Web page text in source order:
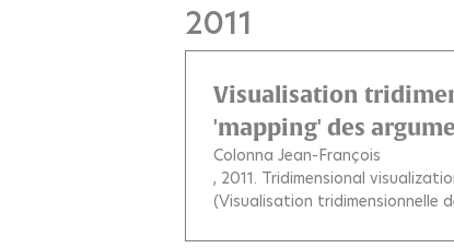
2011
Visualisation
'mapping' des
Colonna Jean-François
, 2011. Tridimensional
(Visualisation tridimensionnelle